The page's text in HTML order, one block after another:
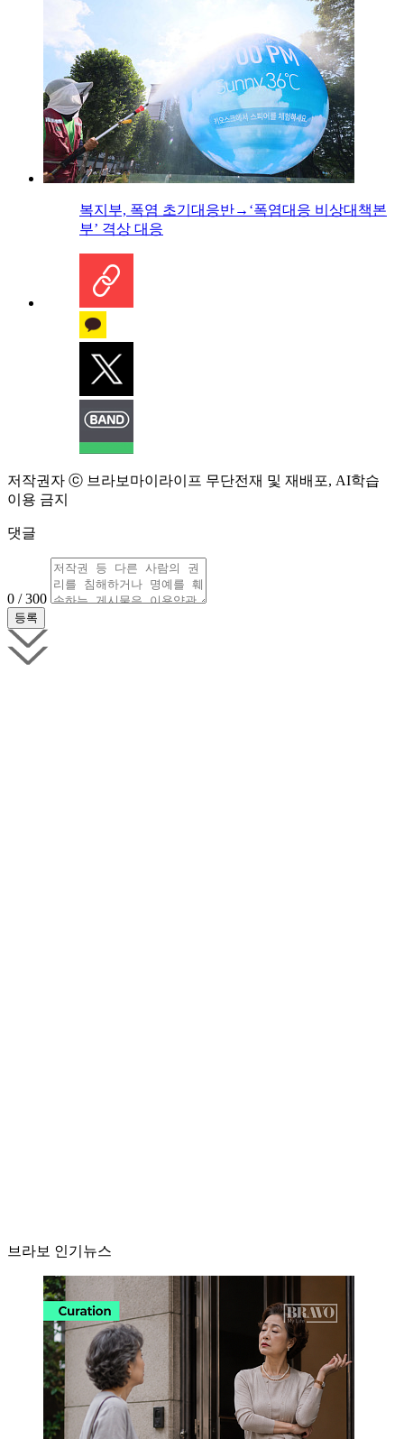
복지부, 폭염 초기대응반→‘폭염대응 비상대책본
부’ 격상 대응
저작권자 ⓒ 브라보마이라이프 무단전재 및 재배포, AI학습
이용 금지
댓글
0 / 300
브라보 인기뉴스